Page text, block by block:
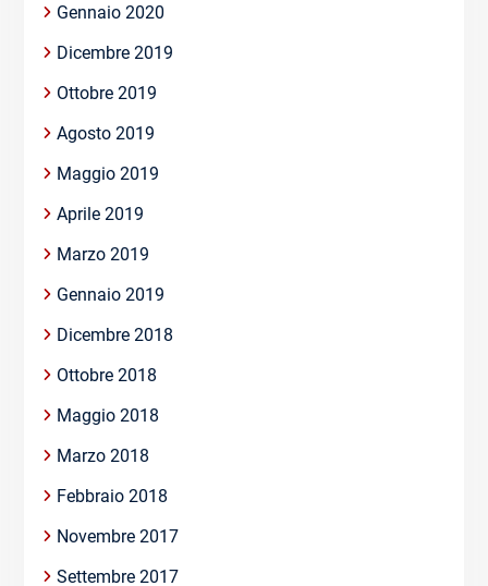
Gennaio 2020
Dicembre 2019
Ottobre 2019
Agosto 2019
Maggio 2019
Aprile 2019
Marzo 2019
Gennaio 2019
Dicembre 2018
Ottobre 2018
Maggio 2018
Marzo 2018
Febbraio 2018
Novembre 2017
Settembre 2017